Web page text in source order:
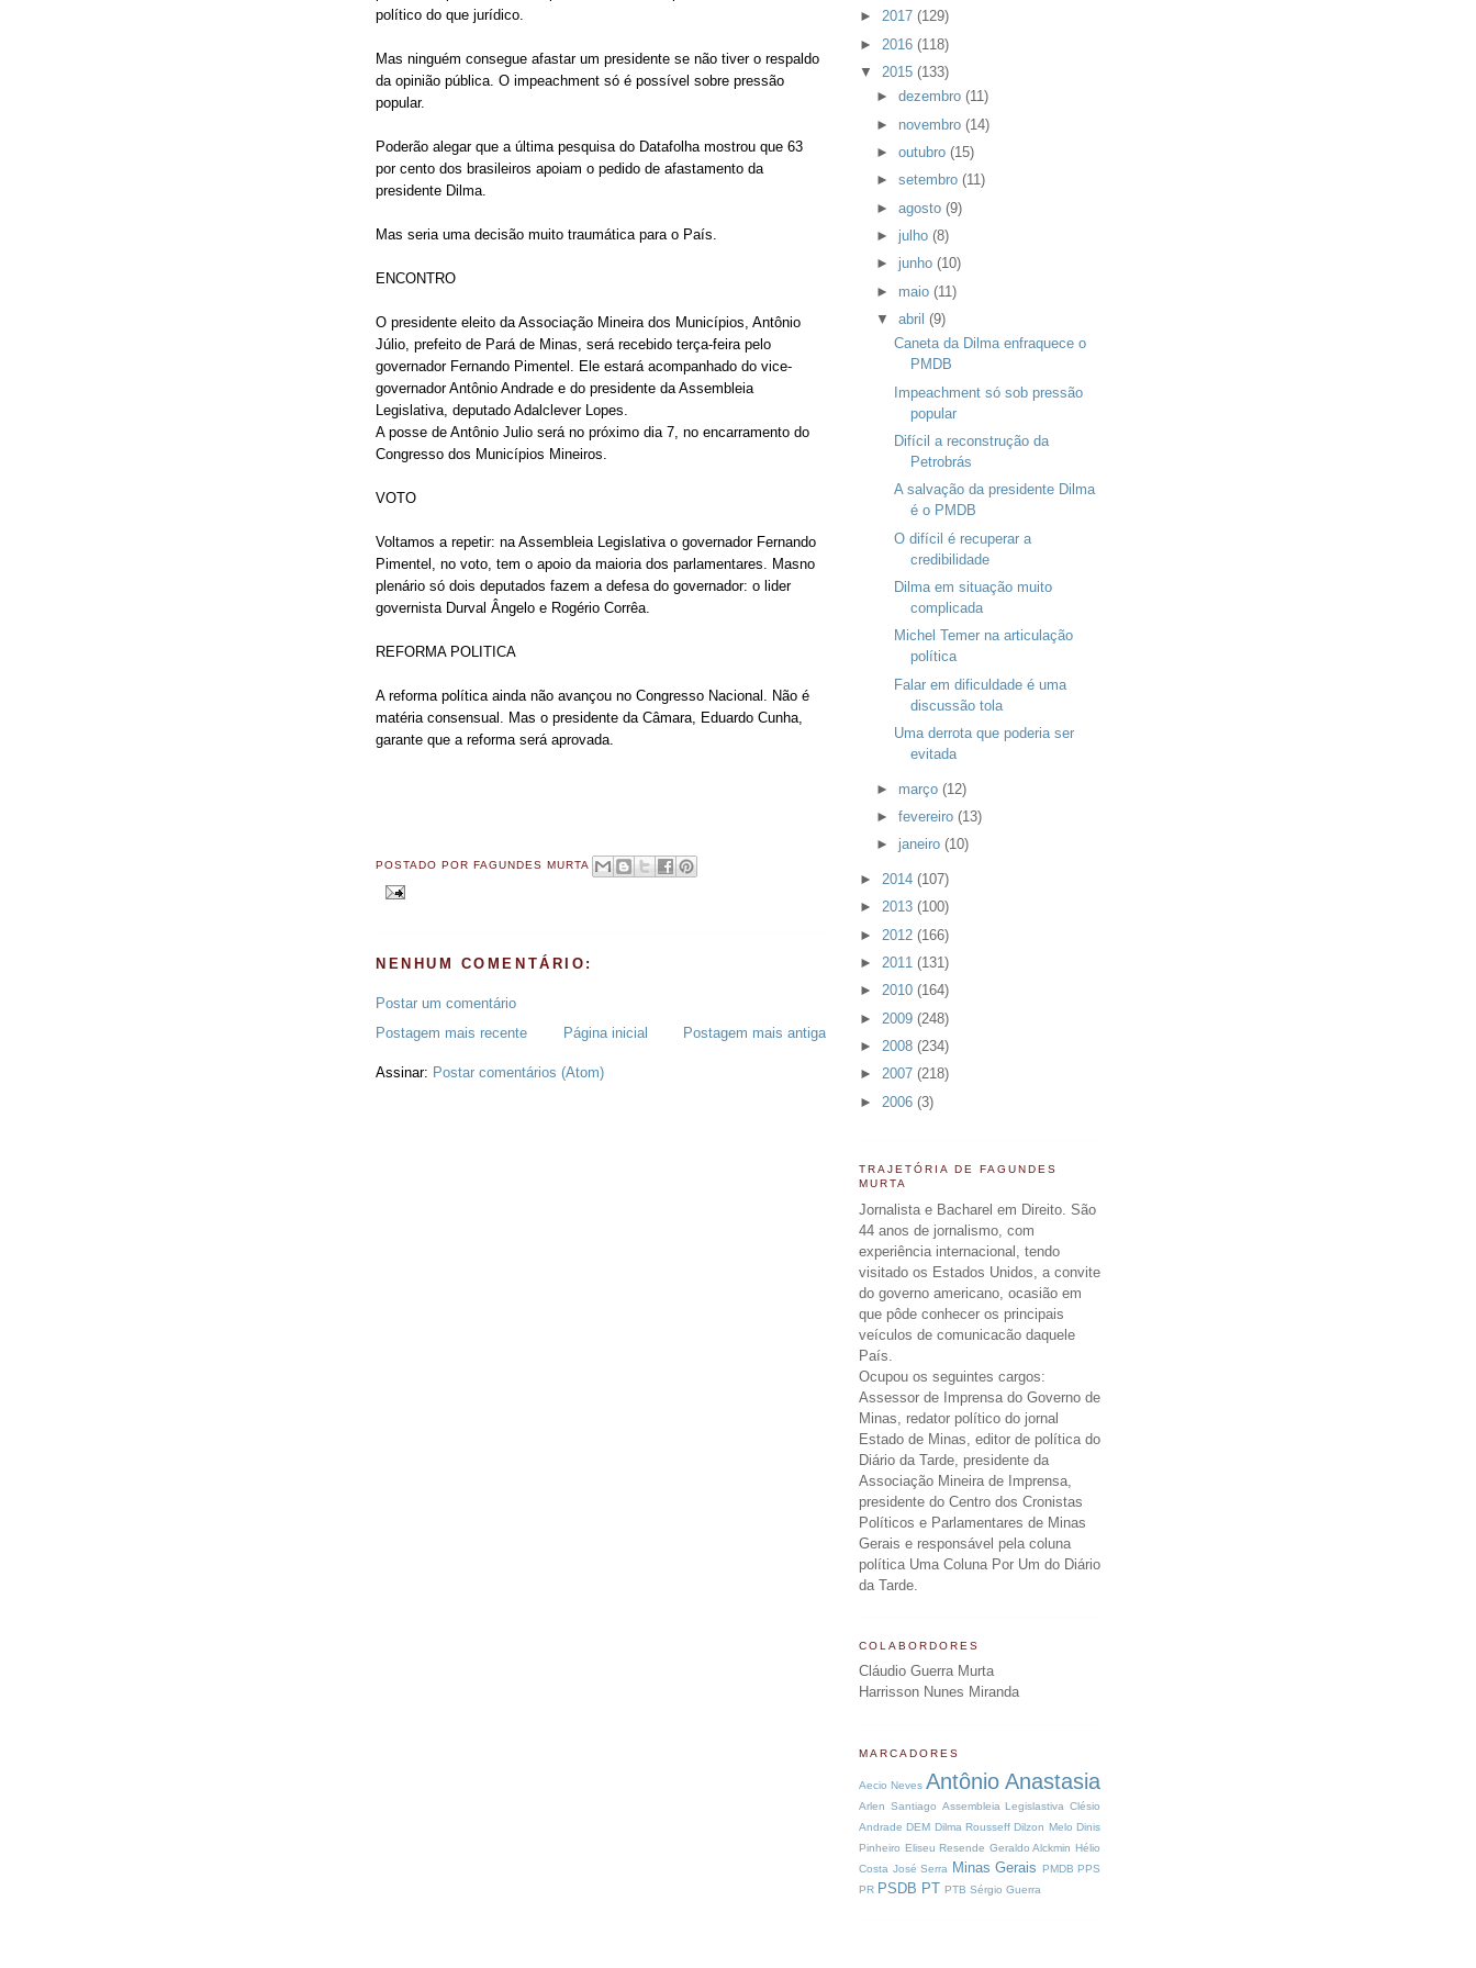
político do que jurídico.
Mas ninguém consegue afastar um presidente se não tiver o respaldo
da opinião pública. O impeachment só é possível sobre pressão
popular.
Poderão alegar que a última pesquisa do Datafolha mostrou que 63
por cento dos brasileiros apoiam o pedido de afastamento da
presidente Dilma.
Mas seria uma decisão muito traumática para o País.
ENCONTRO
O presidente eleito da Associação Mineira dos Municípios, Antônio
Júlio, prefeito de Pará de Minas, será recebido terça-feira pelo
governador Fernando Pimentel. Ele estará acompanhado do vice-
governador Antônio Andrade e do presidente da Assembleia
Legislativa, deputado Adalclever Lopes.
A posse de Antônio Julio será no próximo dia 7, no encarramento do
Congresso dos Municípios Mineiros.
VOTO
Voltamos a repetir: na Assembleia Legislativa o governador Fernando
Pimentel, no voto, tem o apoio da maioria dos parlamentares. Masno
plenário só dois deputados fazem a defesa do governador: o lider
governista Durval Ângelo e Rogério Corrêa.
REFORMA POLITICA
A reforma política ainda não avançou no Congresso Nacional. Não é
matéria consensual. Mas o presidente da Câmara, Eduardo Cunha,
garante que a reforma será aprovada.
POSTADO POR FAGUNDES MURTA
NENHUM COMENTÁRIO:
Postar um comentário
Postagem mais recente
Postagem mais antiga
Página inicial
Assinar: Postar comentários (Atom)
► 2017 (129)
► 2016 (118)
▼ 2015 (133)
►dezembro(11)
► novembro(14)
►outubro(15)
►setembro(11)
►agosto(9)
► julho(8)
► junho(10)
► maio(11)
▼abril(9)
Caneta da Dilma enfraquece o
PMDB
Impeachment só sob pressão
popular
Difícil a reconstrução da
Petrobrás
A salvação da presidente Dilma
é o PMDB
O difícil é recuperar a
credibilidade
Dilma em situação muito
complicada
Michel Temer na articulação
política
Falar em dificuldade é uma
discussão tola
Uma derrota que poderia ser
evitada
► março(12)
►fevereiro(13)
► janeiro(10)
► 2014 (107)
► 2013 (100)
► 2012 (166)
► 2011 (131)
► 2010 (164)
► 2009 (248)
► 2008 (234)
► 2007 (218)
► 2006 (3)
TRAJETÓRIA DE FAGUNDES
MURTA
Jornalista e Bacharel em Direito. São
44 anos de jornalismo, com
experiência internacional, tendo
visitado os Estados Unidos, a convite
do governo americano, ocasião em
que pôde conhecer os principais
veículos de comunicacão daquele
País.
Ocupou os seguintes cargos:
Assessor de Imprensa do Governo de
Minas, redator político do jornal
Estado de Minas, editor de política do
Diário da Tarde, presidente da
Associação Mineira de Imprensa,
presidente do Centro dos Cronistas
Políticos e Parlamentares de Minas
Gerais e responsável pela coluna
política Uma Coluna Por Um do Diário
da Tarde.
COLABORDORES
Cláudio Guerra Murta
Harrisson Nunes Miranda
MARCADORES
Aecio Neves Antônio Anastasia
Arlen Santiago Assembleia Legislastiva Clésio
Andrade DEM Dilma Rousseff Dilzon Melo Dinis
Pinheiro Eliseu Resende Geraldo Alckmin Hélio
Costa José Serra Minas Gerais PMDB PPS
PR PSDB PT PTB Sérgio Guerra